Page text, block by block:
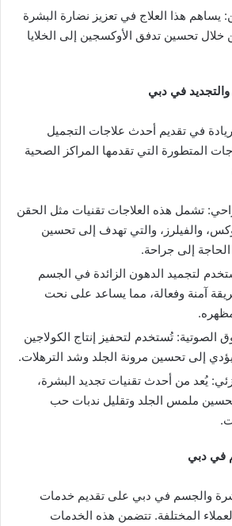
يساهم هذا العلاج في تعزيز نضارة البشرة
خلال تحسين تدفق الأوكسجين إلى الخلايا
في دبي
في تقديم أحدث علاجات التجميل
المتطورة التي تقدمها المراكز الصحية
تشمل هذه العلاجات تقنيات مثل الحقن
والفيلرز، والتي تهدف إلى تحسين
إلى جراحة.
لتجميد الدهون الزائدة في الجسم
آمنة وفعالة، مما يساعد على نحت
الصوتية: تُستخدم لتحفيز إنتاج الكولاجين
إلى تحسين مرونة الجلد وشد الترهلات.
يُعد من أحدث تقنيات تجديد البشرة،
ملمس الجلد وتقليل ندبات حب
في دبي
والجسم في دبي على تقديم خدمات
المختلفة. تتضمن هذه الخدمات